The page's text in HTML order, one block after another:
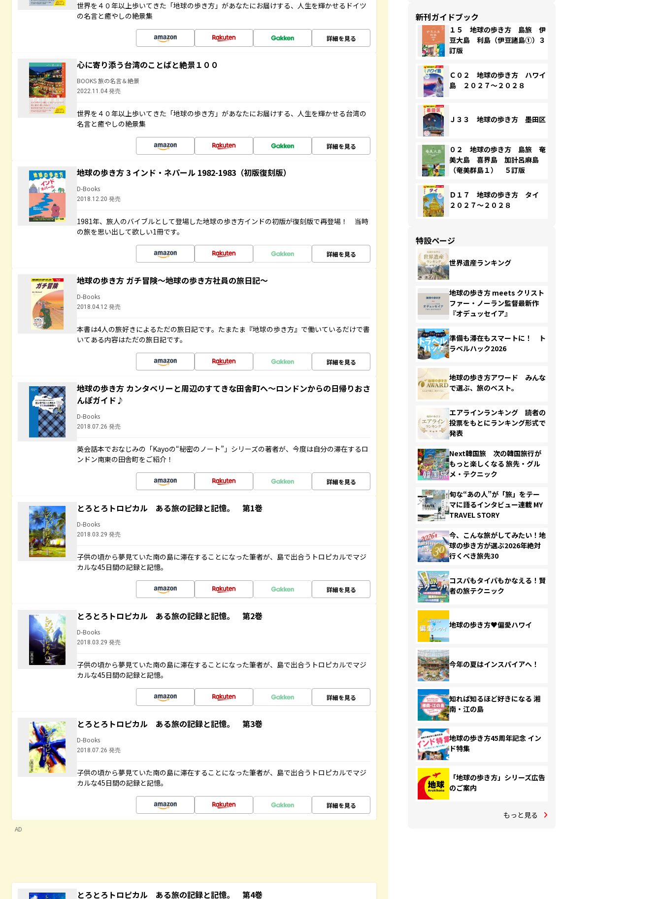
世界を４０年以上歩いてきた「地球の歩き方」があなたにお届けする、人生を輝かせるドイツ
の名言と癒やしの絶景集
詳細を見る
心に寄り添う台湾のことばと絶景１００
BOOKS 旅の名言＆絶景
2022.11.04 発売
世界を４０年以上歩いてきた「地球の歩き方」があなたにお届けする、人生を輝かせる台湾の
名言と癒やしの絶景集
詳細を見る
地球の歩き方 3 インド・ネパール 1982-1983（初版復刻版）
D-Books
2018.12.20 発売
1981年、旅人のバイブルとして登場した地球の歩き方インドの初版が復刻版で再登場！ 当時
の旅を思い出して欲しい1冊です。
詳細を見る
地球の歩き方 ガチ冒険～地球の歩き方社員の旅日記～
D-Books
2018.04.12 発売
本書は4人の旅好きによるただの旅日記です。たまたま『地球の歩き方』で働いているだけで書
いてある内容はただの旅日記です。
詳細を見る
地球の歩き方 カンタベリーと周辺のすてきな田舎町へ～ロンドンからの日帰りおさ
んぽガイド♪
D-Books
2018.07.26 発売
英会話本でおなじみの「Kayoの“秘密のノート”」シリーズの著者が、今度は自分の滞在するロ
ンドン南東の田舎町をご紹介！
詳細を見る
とろとろトロピカル ある旅の記録と記憶。 第1巻
D-Books
2018.03.29 発売
子供の頃から夢見ていた南の島に滞在することになった筆者が、島で出合うトロピカルでマジ
カルな45日間の記録と記憶。
詳細を見る
とろとろトロピカル ある旅の記録と記憶。 第2巻
D-Books
2018.03.29 発売
子供の頃から夢見ていた南の島に滞在することになった筆者が、島で出合うトロピカルでマジ
カルな45日間の記録と記憶。
詳細を見る
とろとろトロピカル ある旅の記録と記憶。 第3巻
D-Books
2018.07.26 発売
子供の頃から夢見ていた南の島に滞在することになった筆者が、島で出合うトロピカルでマジ
カルな45日間の記録と記憶。
詳細を見る
AD
とろとろトロピカル ある旅の記録と記憶。 第4巻
新刊ガイドブック
１５ 地球の歩き方 島旅 伊
豆大島 利島（伊豆諸島①）３
訂版
Ｃ０２ 地球の歩き方 ハワイ
島 ２０２７～２０２８
Ｊ３３ 地球の歩き方 墨田区
０２ 地球の歩き方 島旅 奄
美大島 喜界島 加計呂麻島
（奄美群島１） ５訂版
Ｄ１７ 地球の歩き方 タイ
２０２７～２０２８
特設ページ
世界遺産ランキング
地球の歩き方 meets クリスト
ファー・ノーラン監督最新作
『オデュッセイア』
準備も滞在もスマートに！ ト
ラベルハック2026
地球の歩き方アワード みんな
で選ぶ、旅のベスト。
エアラインランキング 読者の
投票をもとにランキング形式で
発表
Next韓国旅 次の韓国旅行が
もっと楽しくなる 旅先・グル
メ・テクニック
旬な“あの人”が「旅」をテー
マに語るインタビュー連載 MY
TRAVEL STORY
今、こんな旅がしてみたい！地
球の歩き方が選ぶ2026年絶対
行くべき旅先30
コスパもタイパもかなえる！賢
者の旅テクニック
地球の歩き方♥偏愛ハワイ
今年の夏はインスパイアへ！
知れば知るほど好きになる 湘
南・江の島
地球の歩き方45周年記念 イン
ド特集
「地球の歩き方」シリーズ広告
のご案内
もっと見る